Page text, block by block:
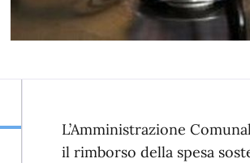
L’Amministrazione
il rimborso della spesa